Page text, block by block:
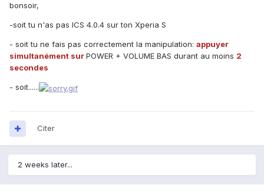
bonsoir,
-soit tu n'as pas ICS 4.0.4 sur ton Xperia S
- soit tu ne fais pas correctement la manipulation: appuyer
simultanément surPOWER + VOLUME BAS durant au moins 2
secondes
- soit......
Citer
2 weeks later...